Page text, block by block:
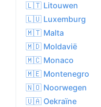
Zonnig
36.2°C
🇱🇹 Litouwen
🇱🇺 Luxemburg
🇲🇹 Malta
🇲🇩 Moldavië
🇲🇨 Monaco
🇲🇪 Montenegro
🇳🇴 Noorwegen
🇺🇦 Oekraïne